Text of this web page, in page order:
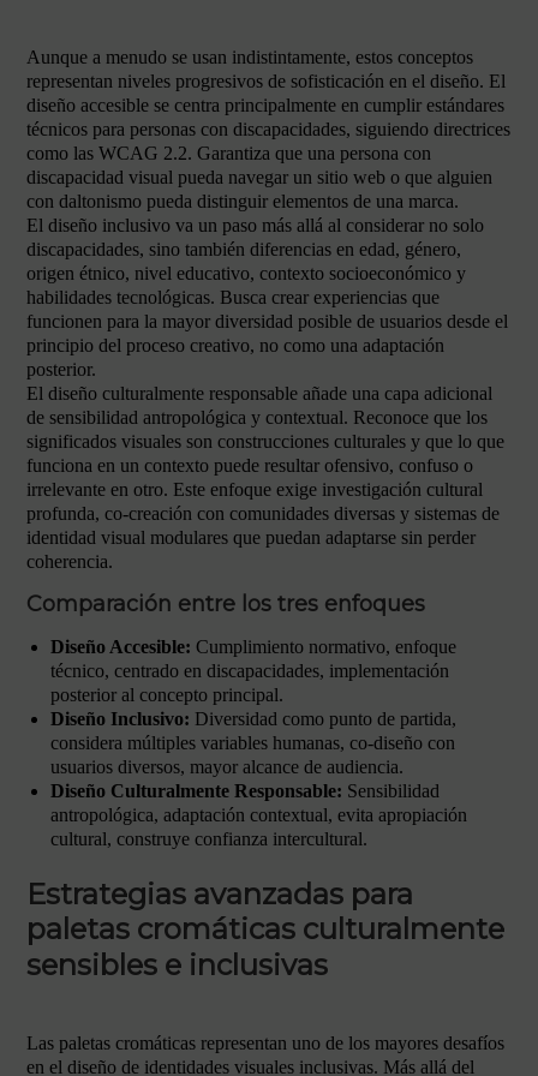
Aunque a menudo se usan indistintamente, estos conceptos
representan niveles progresivos de sofisticación en el diseño. El
diseño accesible se centra principalmente en cumplir estándares
técnicos para personas con discapacidades, siguiendo directrices
como las WCAG 2.2. Garantiza que una persona con
discapacidad visual pueda navegar un sitio web o que alguien
con daltonismo pueda distinguir elementos de una marca.
El diseño inclusivo va un paso más allá al considerar no solo
discapacidades, sino también diferencias en edad, género,
origen étnico, nivel educativo, contexto socioeconómico y
habilidades tecnológicas. Busca crear experiencias que
funcionen para la mayor diversidad posible de usuarios desde el
principio del proceso creativo, no como una adaptación
posterior.
El diseño culturalmente responsable añade una capa adicional
de sensibilidad antropológica y contextual. Reconoce que los
significados visuales son construcciones culturales y que lo que
funciona en un contexto puede resultar ofensivo, confuso o
irrelevante en otro. Este enfoque exige investigación cultural
profunda, co-creación con comunidades diversas y sistemas de
identidad visual modulares que puedan adaptarse sin perder
coherencia.
Comparación entre los tres enfoques
Diseño Accesible: Cumplimiento normativo, enfoque
técnico, centrado en discapacidades, implementación
posterior al concepto principal.
Diseño Inclusivo: Diversidad como punto de partida,
considera múltiples variables humanas, co-diseño con
usuarios diversos, mayor alcance de audiencia.
Diseño Culturalmente Responsable: Sensibilidad
antropológica, adaptación contextual, evita apropiación
cultural, construye confianza intercultural.
Estrategias avanzadas para
paletas cromáticas culturalmente
sensibles e inclusivas
Las paletas cromáticas representan uno de los mayores desafíos
en el diseño de identidades visuales inclusivas. Más allá del